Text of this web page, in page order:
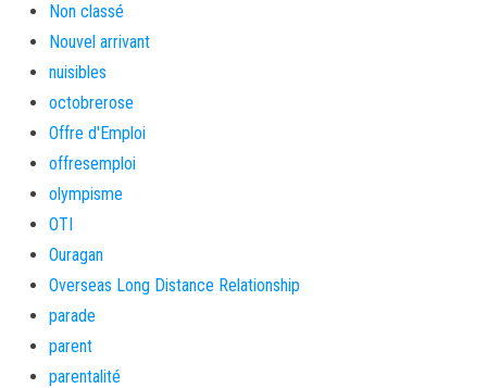
Non classé
Nouvel arrivant
nuisibles
octobrerose
Offre d'Emploi
offresemploi
olympisme
OTI
Ouragan
Overseas Long Distance Relationship
parade
parent
parentalité